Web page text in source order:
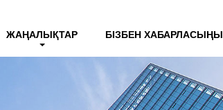
ЖАҢАЛЫҚТАР БІЗБЕН ХАБАРЛАСЫҢЫ